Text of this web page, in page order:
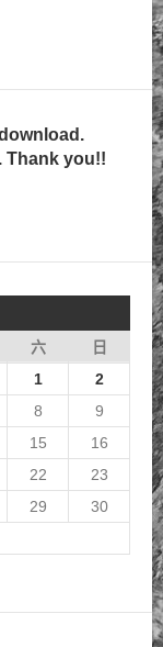
Thank you!!
六
日
1
2
8
9
15
16
22
23
29
30